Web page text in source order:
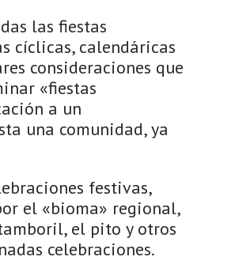
las fiestas
cíclicas, calendáricas
consideraciones que
«fiestas
a un
una comunidad, ya
festivas,
el «bioma» regional,
el pito y otros
celebraciones.